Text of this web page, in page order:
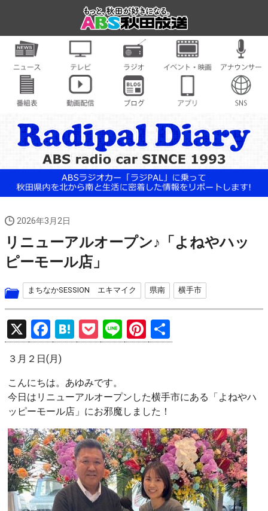
2026年3月2日
リニューアルオープン♪「よねやハッ
ピーモール店」
まちなかSESSION エキマイク 県南 横手市
X
F
a
ce
b
o
o
k
H
at
n
a
P
o
et
Li
n
Pi
nt
es
t
有
３月２日(月)
こんにちは。あゆみです。
今日はリニューアルオープンした横手市にある「よねやハ
ッピーモール店」にお邪魔しました！